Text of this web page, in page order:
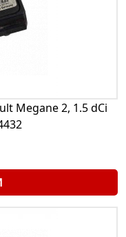
Megane 2, 1.5 dCi